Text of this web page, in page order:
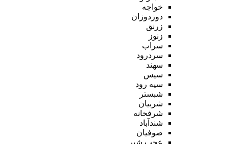
خواجه
دوزدوزان
زرنق
زنوز
سراب
سردرود
سهند
سیس
سیه رود
شبستر
شربیان
شرفخانه
شندآباد
صوفیان
عجب شیر